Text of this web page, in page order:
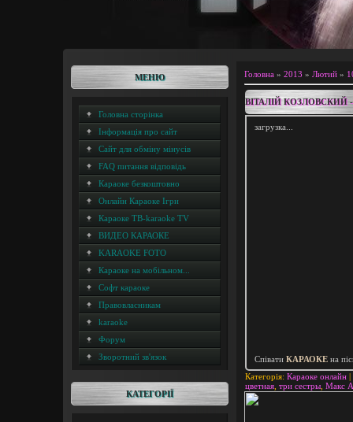
МЕНЮ
Головна сторінка
Інформація про сайт
Сайт для обміну мінусів
FAQ питання відповідь
Караоке безкоштовно
Онлайн Караоке Ігри
Караоке ТВ-karaoke TV
ВИДЕО КАРАОКЕ
KARAOKE FOTO
Караоке на мобільном...
Софт караоке
Правовласникам
karaoke
Форум
Зворотний зв'язок
КАТЕГОРІЇ
Головна » 2013 » Лютий »
ВІТАЛІЙ
загрузка...
Співати КАРАОКЕ на
Категорія: Караоке онлайн |
цветная три сестры Макс